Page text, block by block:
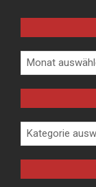
Archiv
Bitte
wählen: